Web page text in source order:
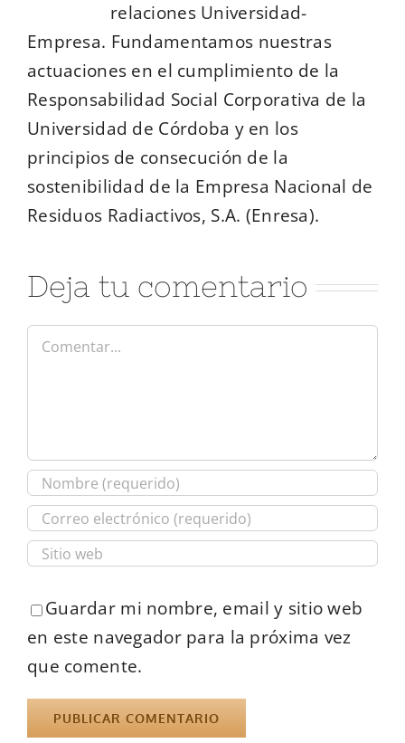
relaciones Universidad-
Empresa. Fundamentamos nuestras
actuaciones en el cumplimiento de la
Responsabilidad Social Corporativa de la
Universidad de Córdoba y en los
principios de consecución de la
sostenibilidad de la Empresa Nacional de
Residuos Radiactivos, S.A. (Enresa).
Deja tu comentario
Comentar
Guardar mi nombre, email y sitio web
en este navegador para la próxima vez
que comente.